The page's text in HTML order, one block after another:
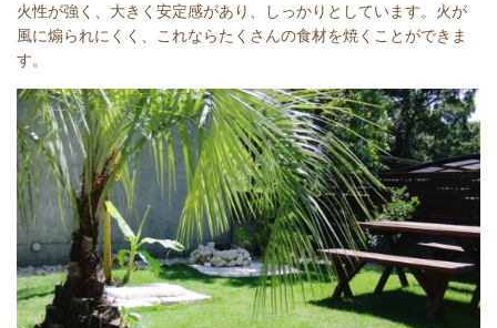
火性が強く、 大きく安定感があり、しっかりとしています。 火が
風に煽られにくく、これならたくさんの食材を焼くことができま
す。